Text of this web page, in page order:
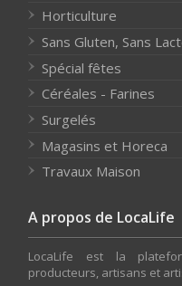
Horticulture
Sans Gluten, Sans
Spécial fêtes
Céréales - Farines
Surgelés
Magasins et Horeca
Travaux Maison
A propos de LocaLife
LocaLife est la
producteurs, artisans et